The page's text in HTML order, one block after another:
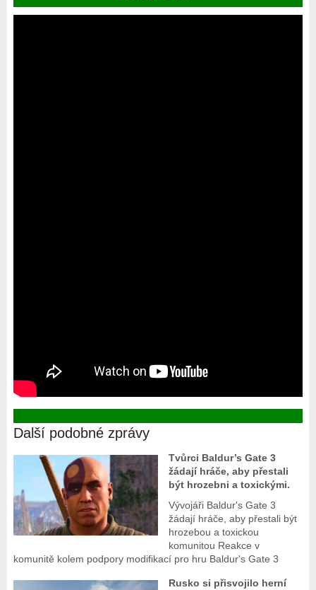
Další podobné zprávy
Tvůrci Baldur’s Gate 3
žádají hráče, aby přestali
být hrozebni a toxickými.
Vývojáři Baldur's Gate 3
žádají hráče, aby přestali být
hrozebou a toxickou
komunitou Reakce v
komunitě kolem podpory modifikací pro hru Baldur's Gate 3
Rusko si přisvojilo herní